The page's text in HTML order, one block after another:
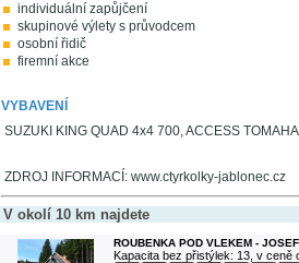
individuální zapůjčení
skupinové výlety s průvodcem
osobní řidič
firemní akce
VYBAVENÍ
SUZUKI KING QUAD 4x4 700, ACCESS
ZDROJ INFORMACÍ: www.ctyrkolky-jablonec.cz
V okolí 10 km najdete
ROUBENKA POD VLEKEM -
Kapacita bez přistýlek: 13, v ceně